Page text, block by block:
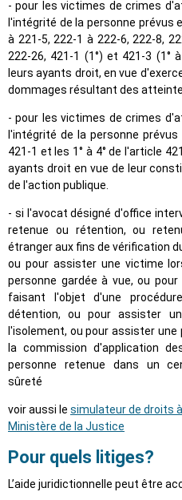
- pour les victimes de crimes
l'intégrité de la personne prévus
à 221-5, 222-1 à 222-6, 222-8,
222-26, 421-1 (1°) et 421-3 (1°
leurs ayants droit, en vue
dommages résultant des
- pour les victimes de crimes
l'intégrité de la personne
421-1 et les 1° à 4° de l'article
ayants droit en vue de leur
de l'action publique.
- si l'avocat désigné d'office
retenue ou rétention, ou
étranger aux fins de vérification
ou pour assister une victime
personne gardée à vue, ou
faisant l'objet d'une
détention, ou pour assister
l'isolement, ou pour assister
la commission d'application
personne retenue dans un
sûreté
voir aussi le simulateur de droits
Ministère de la Justice
Pour quels litiges?
L’aide juridictionnelle peut être